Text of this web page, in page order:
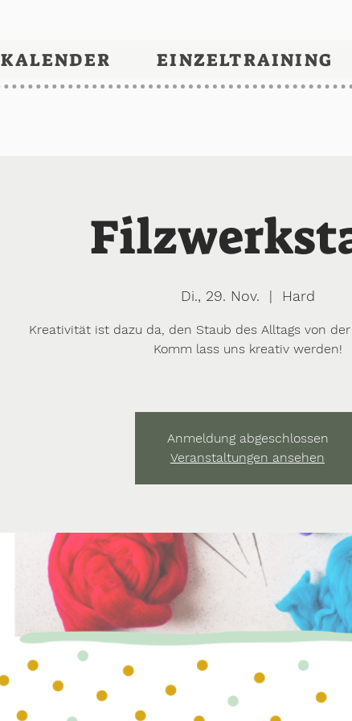
KALENDER EINZELTRAINING
Di., 29. Nov.
  |
Hard
Kreativität ist dazu da, den Staub des Alltags von
Komm lass uns kreativ werden!
Anmeldung abgeschlossen
Veranstaltungen ansehen